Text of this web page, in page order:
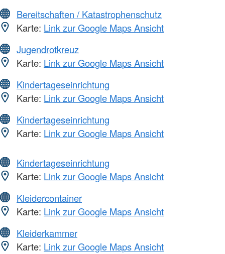
Bereitschaften / Katastrophenschutz
Karte: Link zur Google Maps Ansicht
Jugendrotkreuz
Karte: Link zur Google Maps Ansicht
Kindertageseinrichtung
Karte: Link zur Google Maps Ansicht
Kindertageseinrichtung
Karte: Link zur Google Maps Ansicht
Kindertageseinrichtung
Karte: Link zur Google Maps Ansicht
Kleidercontainer
Karte: Link zur Google Maps Ansicht
Kleiderkammer
Karte: Link zur Google Maps Ansicht